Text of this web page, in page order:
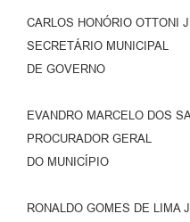
CARLOS HONÓRIO OTTONI
SECRETÁRIO MUNICIPAL
DE GOVERNO
EVANDRO MARCELO DOS
PROCURADOR GERAL
DO MUNICÍPIO
RONALDO GOMES DE LIMA